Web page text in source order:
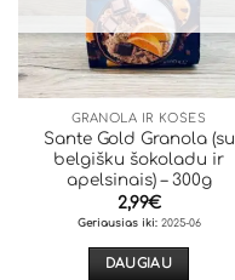
GRANOLA IR KOŠĖS
Sante Gold Granola (su
belgišku šokoladu ir
apelsinais) – 300g
2,99€
Geriausias iki:2025-06
DAUGIAU